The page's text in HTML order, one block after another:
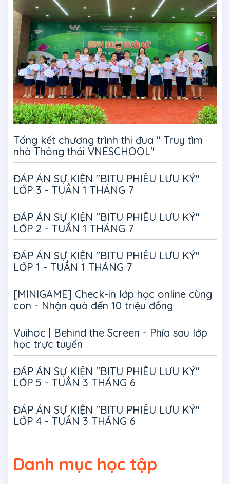
Tổng kết chương trình thi đua " Truy tìm
nhà Thông thái VNESCHOOL"
ĐÁP ÁN SỰ KIỆN "BITU PHIÊU LƯU KÝ"
LỚP 3 - TUẦN 1 THÁNG 7
ĐÁP ÁN SỰ KIỆN "BITU PHIÊU LƯU KÝ"
LỚP 2 - TUẦN 1 THÁNG 7
ĐÁP ÁN SỰ KIỆN "BITU PHIÊU LƯU KÝ"
LỚP 1 - TUẦN 1 THÁNG 7
[MINIGAME] Check-in lớp học online cùng
con - Nhận quà đến 10 triệu đồng
Vuihoc | Behind the Screen - Phía sau lớp
học trực tuyến
ĐÁP ÁN SỰ KIỆN "BITU PHIÊU LƯU KÝ"
LỚP 5 - TUẦN 3 THÁNG 6
ĐÁP ÁN SỰ KIỆN "BITU PHIÊU LƯU KÝ"
LỚP 4 - TUẦN 3 THÁNG 6
Danh mục học tập